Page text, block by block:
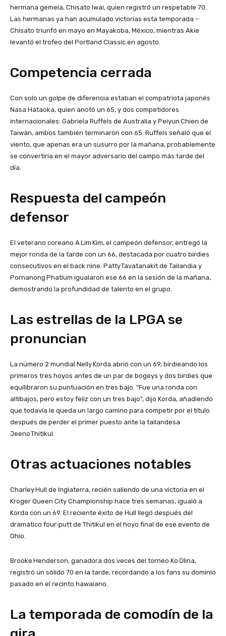
hermana gemela, Chisato Iwai, quien registró un respetable 70.
Las hermanas ya han acumulado victorias esta temporada –
Chisato triunfó en mayo en Mayakoba, México, mientras Akie
levantó el trofeo del Portland Classic en agosto.
Competencia cerrada
Con solo un golpe de diferencia estaban el compatriota japonés
Nasa Hataoka, quien anotó un 65, y dos competidores
internacionales: Gabriela Ruffels de Australia y Peiyun Chien de
Taiwán, ambos también terminaron con 65. Ruffels señaló que el
viento, que apenas era un susurro por la mañana, probablemente
se convertiría en el mayor adversario del campo más tarde del
día.
Respuesta del campeón
defensor
El veterano coreano A Lim Kim, el campeón defensor, entregó la
mejor ronda de la tarde con un 66, destacada por cuatro birdies
consecutivos en el back nine. Patty Tavatanakit de Tailandia y
Pornanong Phatlum igualaron ese 66 en la sesión de la mañana,
demostrando la profundidad de talento en el grupo.
Las estrellas de la LPGA se
pronuncian
La número 2 mundial Nelly Korda abrió con un 69, birdieando los
primeros tres hoyos antes de un par de bogeys y dos birdies que
equilibraron su puntuación en tres bajo. “Fue una ronda con
altibajos, pero estoy feliz con un tres bajo”, dijo Korda, añadiendo
que todavía le queda un largo camino para competir por el título
después de perder el primer puesto ante la tailandesa
Jeeno Thitikul.
Otras actuaciones notables
Charley Hull de Inglaterra, recién saliendo de una victoria en el
Kroger Queen City Championship hace tres semanas, igualó a
Korda con un 69. El reciente éxito de Hull llegó después del
dramático four‑putt de Thitikul en el hoyo final de ese evento de
Ohio.
Brooke Henderson, ganadora dos veces del torneo Ko Olina,
registró un sólido 70 en la tarde, recordando a los fans su dominio
pasado en el recinto hawaiano.
La temporada de comodín de la